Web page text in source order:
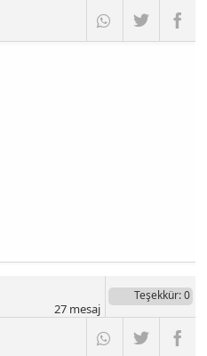
Teşekkür: 0
27mesaj